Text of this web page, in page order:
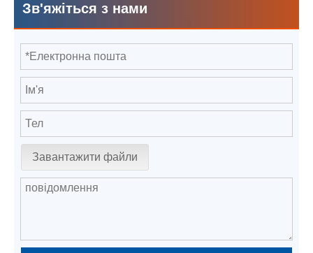
Зв'яжіться з нами
Завантажити файли